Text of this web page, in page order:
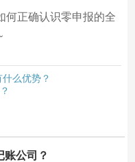
何正确认识零申报的全
么优势？
账公司？